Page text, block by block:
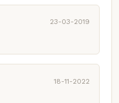
23-03-2019
18-11-2022